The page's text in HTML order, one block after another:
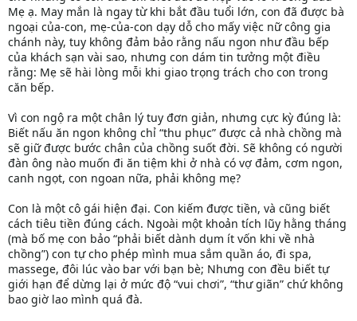
Mẹ ạ. May mắn là ngay từ khi bắt đầu tuổi lớn, con đã được bà
ngoại của-con, mẹ-của-con dạy dỗ cho mấy việc nữ công gia
chánh này, tuy không đảm bảo rằng nấu ngon như đầu bếp
của khách sạn vài sao, nhưng con dám tin tưởng một điều
rằng: Mẹ sẽ hài lòng mỗi khi giao trọng trách cho con trong
căn bếp.
Vì con ngộ ra một chân lý tuy đơn giản, nhưng cực kỳ đúng là:
Biết nấu ăn ngon không chỉ “thu phục” được cả nhà chồng mà
sẽ giữ được bước chân của chồng suốt đời. Sẽ không có người
đàn ông nào muốn đi ăn tiệm khi ở nhà có vợ đảm, cơm ngon,
canh ngọt, con ngoan nữa, phải không mẹ?
Con là một cô gái hiện đại. Con kiếm được tiền, và cũng biết
cách tiêu tiền đúng cách. Ngoài một khoản tích lũy hằng tháng
(mà bố mẹ con bảo “phải biết dành dụm ít vốn khi về nhà
chồng”) con tự cho phép mình mua sắm quần áo, đi spa,
massege, đôi lúc vào bar với bạn bè; Nhưng con đều biết tự
giới hạn để dừng lại ở mức độ “vui chơi”, “thư giãn” chứ không
bao giờ lao mình quá đà.